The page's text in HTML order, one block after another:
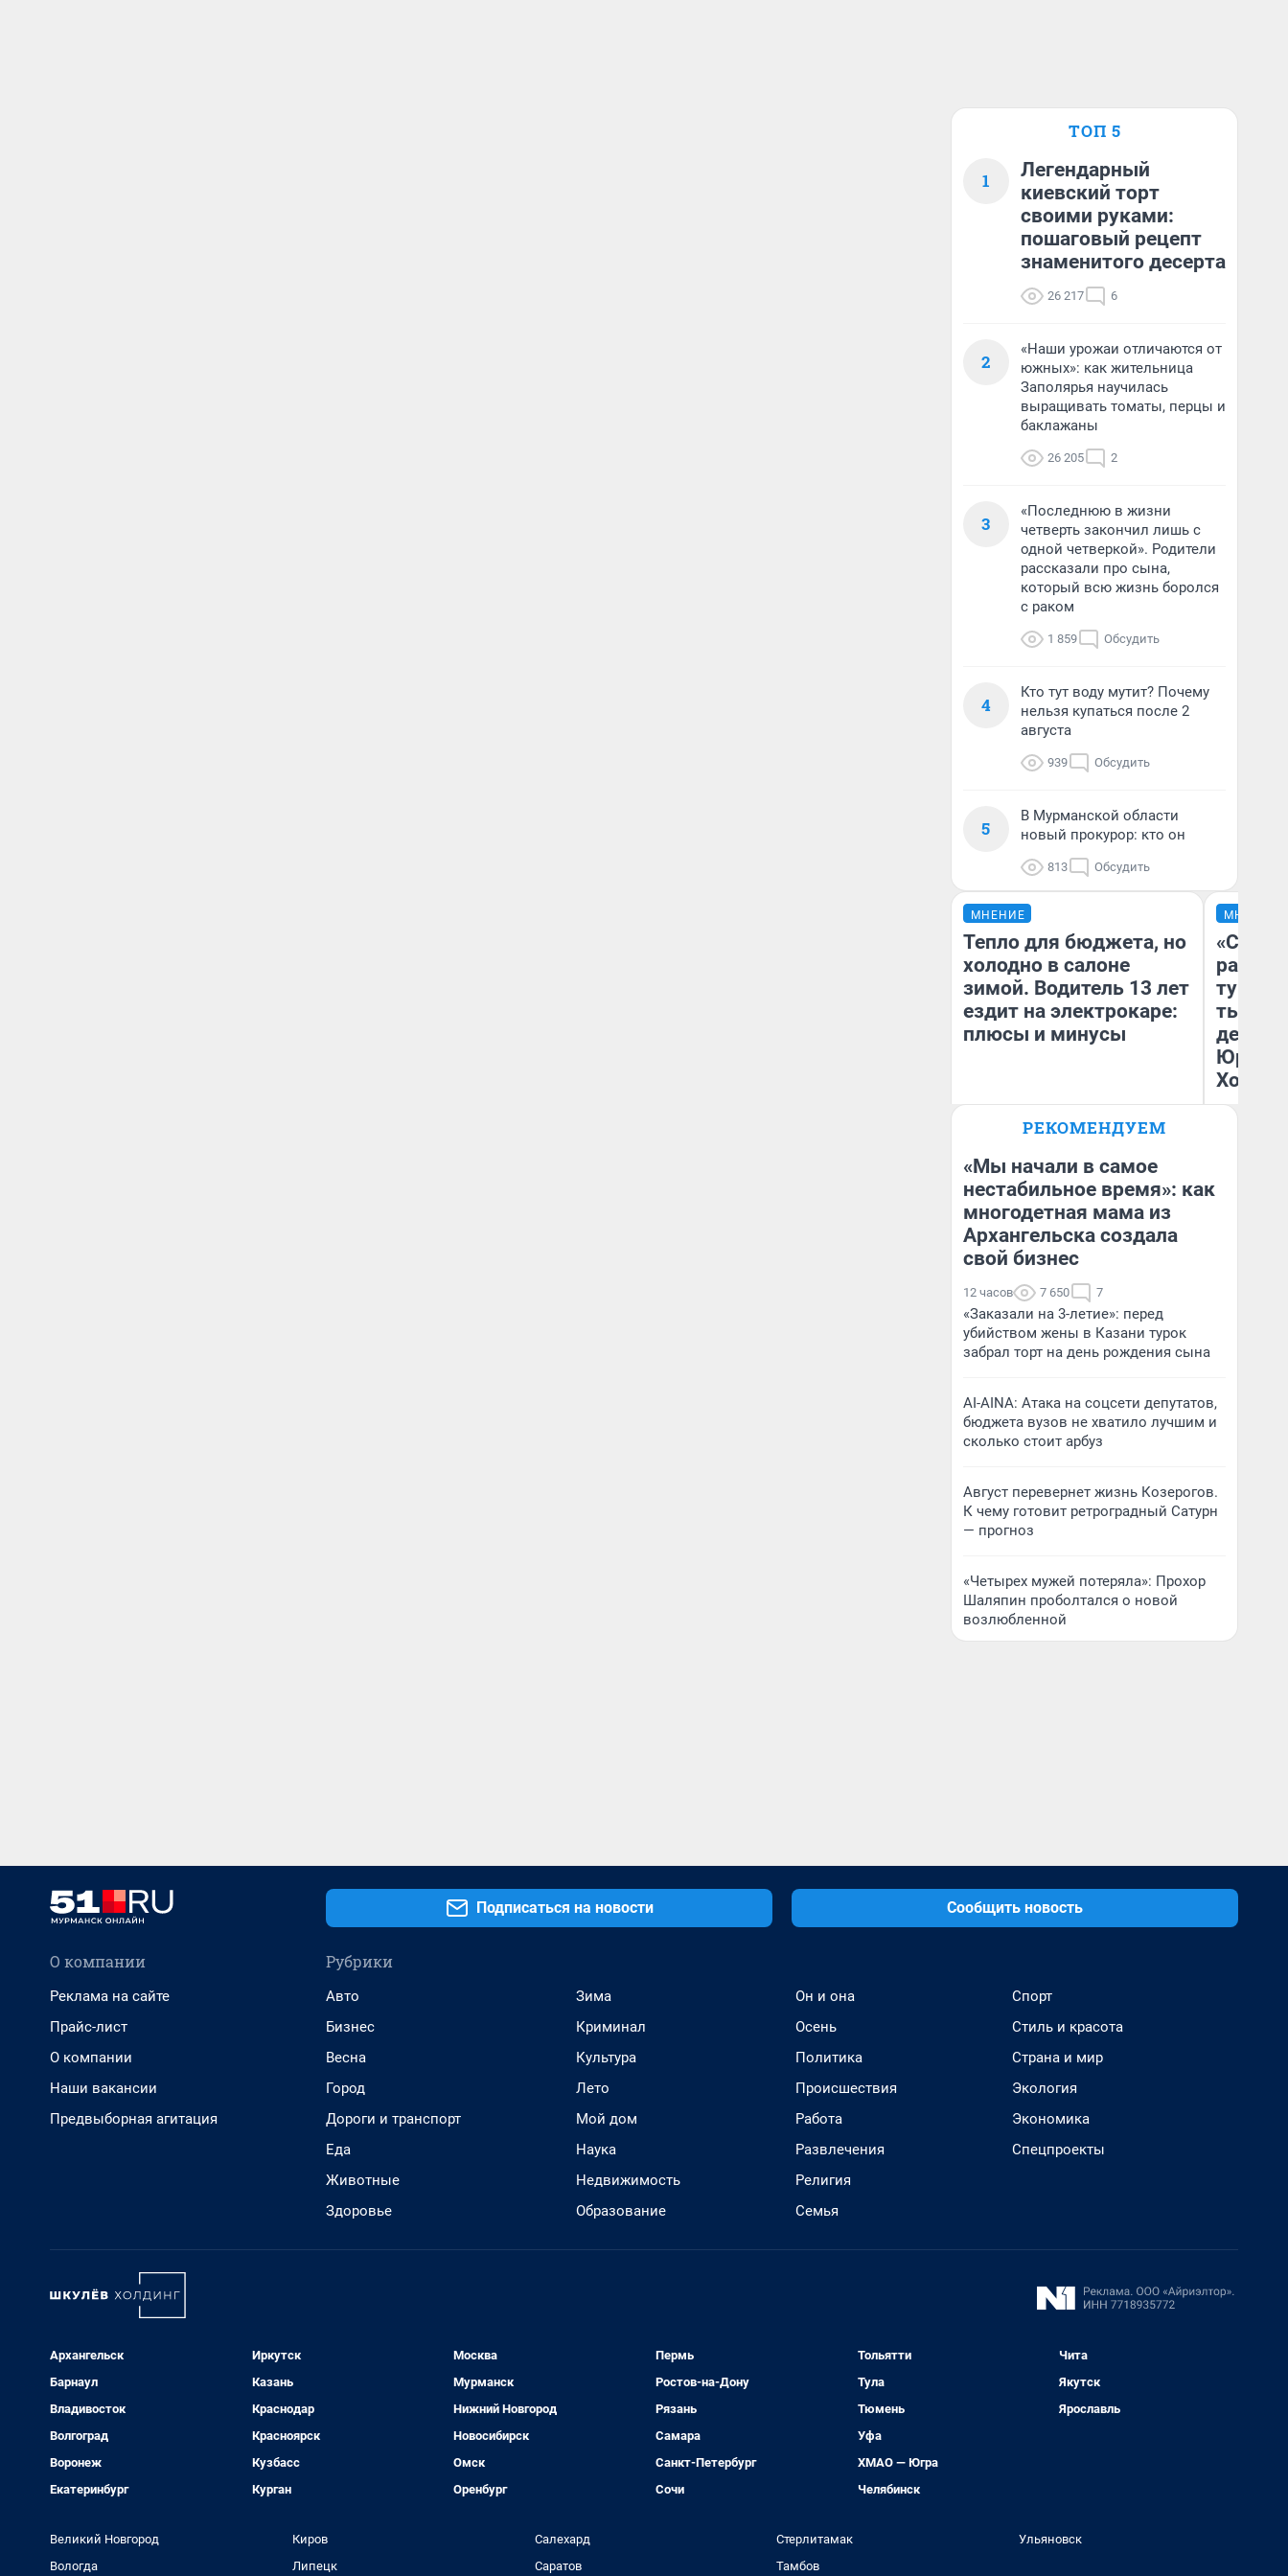
ТОП 5
1
Легендарный
киевский торт
своими руками:
пошаговый рецепт
знаменитого десерта
26 217 6
2
«Наши урожаи отличаются от
южных»: как жительница
Заполярья научилась
выращивать томаты, перцы и
баклажаны
26 205 2
3
«Последнюю в жизни
четверть закончил лишь с
одной четверкой». Родители
рассказали про сына,
который всю жизнь боролся
с раком
1 859 Обсудить
4
Кто тут воду мутит? Почему
нельзя купаться после 2
августа
939 Обсудить
5
В Мурманской области
новый прокурор: кто он
813 Обсудить
МНЕНИЕ
Тепло для бюджета, но
холодно в салоне
зимой. Водитель 13 лет
ездит на электрокаре:
плюсы и минусы
Денис Дедюхин
МНЕНИЕ
тысяч,
день
РЕКОМЕНДУЕМ
«Мы начали в самое
нестабильное время»: как
многодетная мама из
Архангельска создала
свой бизнес
12 часов 7 650 7
«Заказали на 3-летие»: перед
убийством жены в Казани турок
забрал торт на день рождения сына
AI-AINA: Атака на соцсети депутатов,
бюджета вузов не хватило лучшим и
сколько стоит арбуз
Август перевернет жизнь Козерогов.
К чему готовит ретроградный Сатурн
— прогноз
«Четырех мужей потеряла»: Прохор
Шаляпин проболтался о новой
возлюбленной
Подписаться на новости Сообщить новость
О компании
Реклама на сайте
Прайс-лист
О компании
Наши вакансии
Предвыборная агитация
Рубрики
Авто
Бизнес
Весна
Город
Дороги и транспорт
Еда
Животные
Здоровье
Зима
Криминал
Культура
Лето
Мой дом
Наука
Недвижимость
Образование
Он и она
Осень
Политика
Происшествия
Работа
Развлечения
Религия
Семья
Спорт
Стиль и красота
Страна и мир
Экология
Экономика
Спецпроекты
Архангельск
Барнаул
Владивосток
Волгоград
Воронеж
Екатеринбург
Иркутск
Казань
Краснодар
Красноярск
Кузбасс
Курган
Москва
Мурманск
Нижний Новгород
Новосибирск
Омск
Оренбург
Пермь
Ростов-на-Дону
Рязань
Самара
Санкт-Петербург
Сочи
Тольятти
Тула
Тюмень
Уфа
ХМАО — Югра
Челябинск
Чита
Якутск
Ярославль
Великий Новгород
Вологда
Киров
Липецк
Салехард
Саратов
Стерлитамак
Тамбов
Ульяновск